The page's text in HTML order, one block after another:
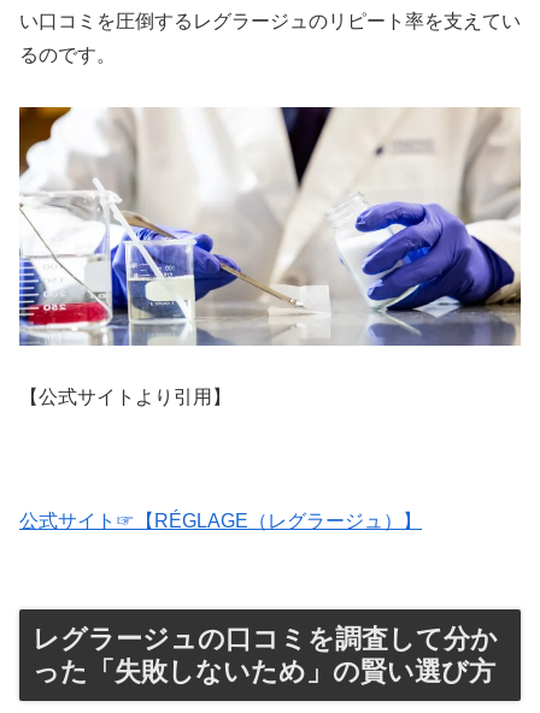
い口コミを圧倒するレグラージュのリピート率を支えてい
るのです。
【公式サイトより引用】
公式サイト☞【RÉGLAGE（レグラージュ）】
レグラージュの口コミを調査して分か
った「失敗しないため」の賢い選び方